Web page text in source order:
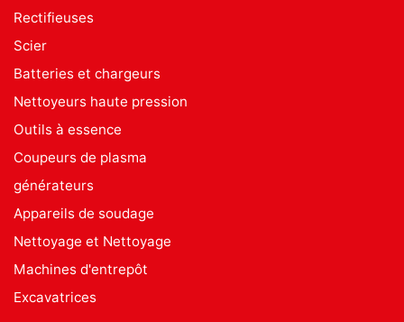
Rectifieuses
Scier
Batteries et chargeurs
Nettoyeurs haute pression
Outils à essence
Coupeurs de plasma
générateurs
Appareils de soudage
Nettoyage et Nettoyage
Machines d'entrepôt
Excavatrices